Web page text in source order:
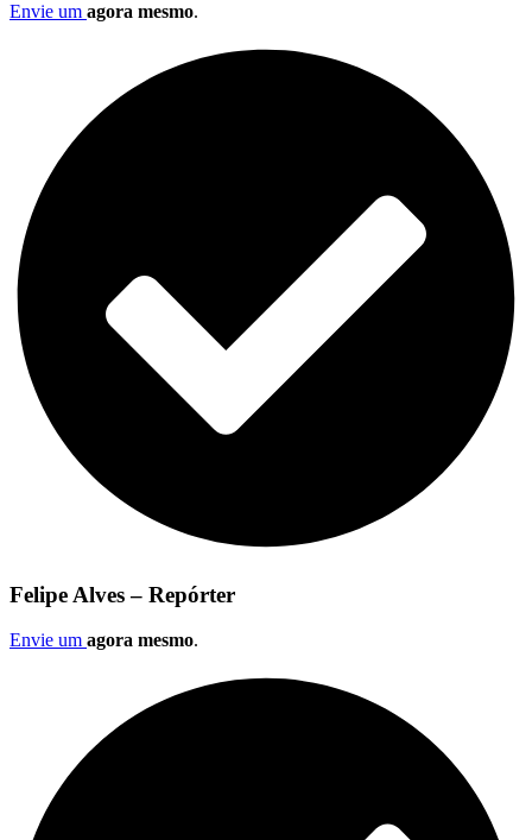
Envie um agora mesmo.
Felipe Alves – Repórter
Envie um agora mesmo.